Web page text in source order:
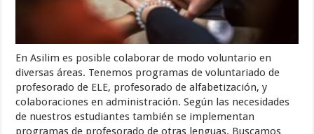
En Asilim es posible colaborar de modo voluntario en
diversas áreas. Tenemos programas de voluntariado de
profesorado de ELE, profesorado de alfabetización, y
colaboraciones en administración. Según las necesidades
de nuestros estudiantes también se implementan
programas de profesorado de otras lenguas. Buscamos